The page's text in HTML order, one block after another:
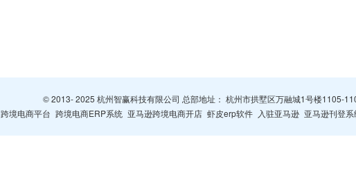
© 2013- 2025 杭州智赢科技有限公司 总部地址： 杭州市拱墅区万融城1号楼1105-
跨境电商平台 跨境电商ERP系统 亚马逊跨境电商开店 虾皮erp软件 入驻亚马逊 亚马逊刊登系